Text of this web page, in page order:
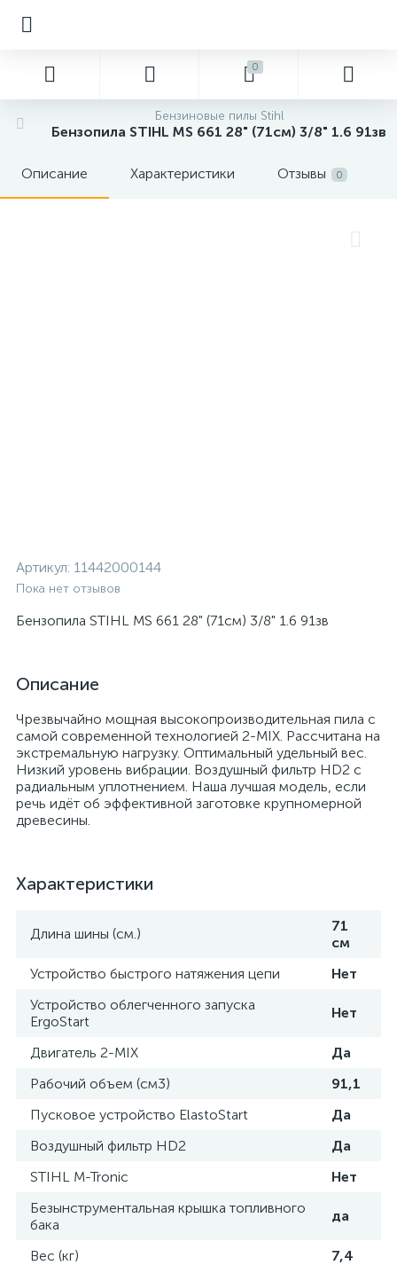
0
Бензиновые пилы Stihl
Бензопила STIHL MS 661 28" (71см) 3/8" 1.6 91зв
Описание Характеристики Отзывы 0
Артикул: 11442000144
Пока нет отзывов
Бензопила STIHL MS 661 28" (71см) 3/8" 1.6 91зв
Описание
Чрезвычайно мощная высокопроизводительная пила с
самой современной технологией 2-MIX. Рассчитана на
экстремальную нагрузку. Оптимальный удельный вес.
Низкий уровень вибрации. Воздушный фильтр HD2 с
радиальным уплотнением. Наша лучшая модель, если
речь идёт об эффективной заготовке крупномерной
древесины.
Характеристики
Длина шины (см.)
71
см
Устройство быстрого натяжения цепи
Нет
Устройство облегченного запуска
ErgoStart
Нет
Двигатель 2-MIX
Да
Рабочий объем (см3)
91,1
Пусковое устройство ElastoStart
Да
Воздушный фильтр HD2
Да
STIHL M-Tronic
Нет
Безынструментальная крышка топливного
бака
да
Вес (кг)
7,4